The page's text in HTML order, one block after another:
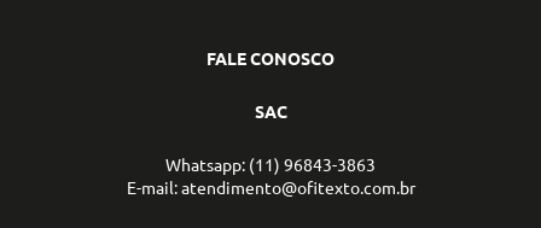
FALE CONOSCO
SAC
Whatsapp: (11) 96843-3863
E-mail: atendimento@ofitexto.com.br